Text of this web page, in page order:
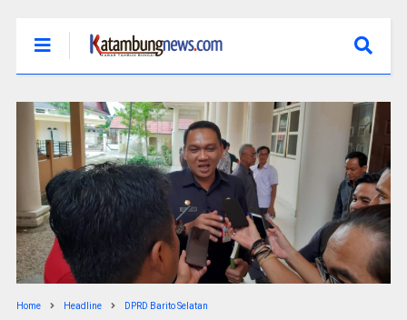
Home Headline DPRD Barito Selatan